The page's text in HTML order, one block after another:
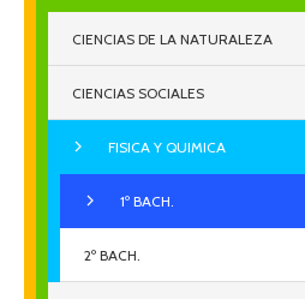
CIENCIAS DE LA NATURALEZA
CIENCIAS SOCIALES
FISICA Y QUIMICA
1º BACH.
2º BACH.